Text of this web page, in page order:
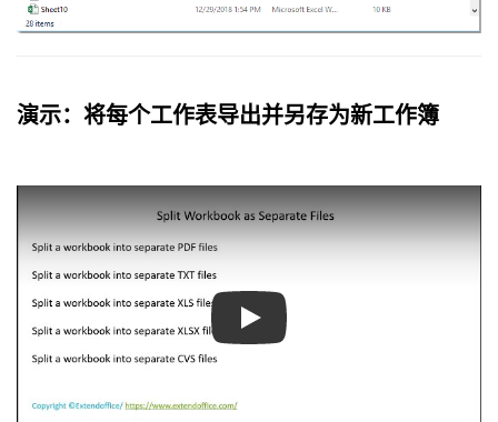
Select
    xWs
.Copy
    xNWb
. SaveAs xFile, FileFormat
NErro:
    xWb
.
Activate
"You can find the files
    Application
.ScreenUpdating
演示：将每个工作表导出并另存为新工作簿
Play